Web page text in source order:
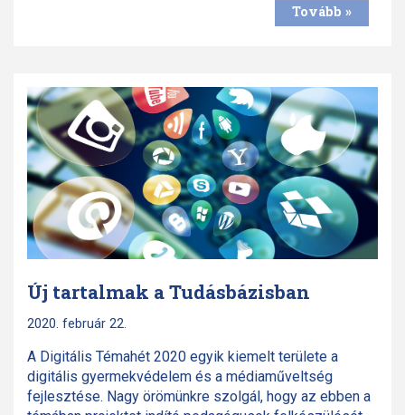
Tovább »
Új tartalmak a Tudásbázisban
2020. február 22.
A Digitális Témahét 2020 egyik kiemelt területe a
digitális gyermekvédelem és a médiaműveltség
fejlesztése. Nagy örömünkre szolgál, hogy az ebben a